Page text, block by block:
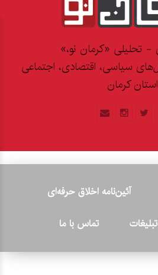
- تحلیلی «کرمان نو،»
سیاسی، اقتصادی، اجتماعی
استان کرمان
آئین‌نامه اخلاق حرفه‌ای
تماس با ما